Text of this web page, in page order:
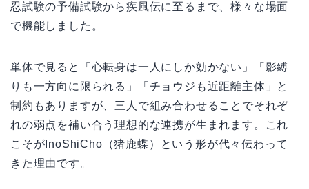
忍試験の予備試験から疾風伝に至るまで、様々な場面
で機能しました。
単体で見ると「心転身は一人にしか効かない」「影縛
りも一方向に限られる」「チョウジも近距離主体」と
制約もありますが、三人で組み合わせることでそれぞ
れの弱点を補い合う理想的な連携が生まれます。これ
こそがInoShiCho（猪鹿蝶）という形が代々伝わって
きた理由です。